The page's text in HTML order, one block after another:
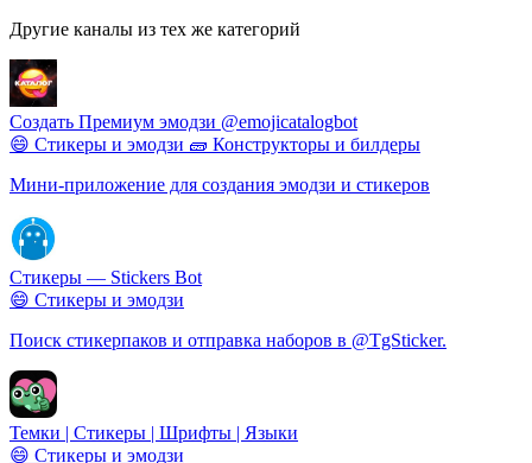
Другие каналы из тех же категорий
Создать Премиум эмодзи @emojicatalogbot
😄 Стикеры и эмодзи 🧱 Конструкторы и билдеры
Мини-приложение для создания эмодзи и стикеров
Стикеры — Stickers Bot
😄 Стикеры и эмодзи
Поиск стикерпаков и отправка наборов в @TgSticker.
Темки | Стикеры | Шрифты | Языки
😄 Стикеры и эмодзи